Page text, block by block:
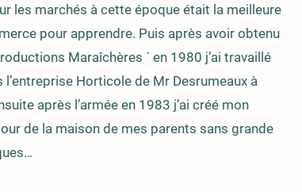
les marchés à cette époque était la meilleure
pour apprendre. Puis après avoir obtenu
Maraîchères ´ en 1980 j’ai travaillé
l’entreprise Horticole de Mr Desrumeaux à
après l’armée en 1983 j’ai créé mon
de la maison de mes parents sans grande